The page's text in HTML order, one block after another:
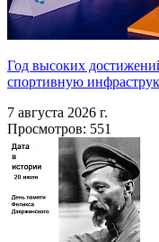
Год высоких
спортивную
7 августа 2026 г.
Просмотров: 551